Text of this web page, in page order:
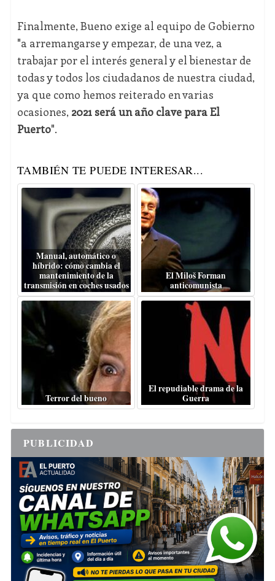
Finalmente, Bueno exige al equipo de Gobierno
"a arremangarse y empezar, de una vez, a
trabajar por el interés general y el bienestar de
todas y todos los ciudadanos de nuestra ciudad,
ya que como hemos reiterado en varias
ocasiones, 2021 será un año clave para El
Puerto".
TAMBIÉN TE PUEDE INTERESAR...
Manual, automático o
híbrido: cómo cambia el
mantenimiento de la
transmisión en coches usados
El Miloš Forman
anticomunista
Terror del bueno
El repudiable drama de la
Guerra
PUBLICIDAD